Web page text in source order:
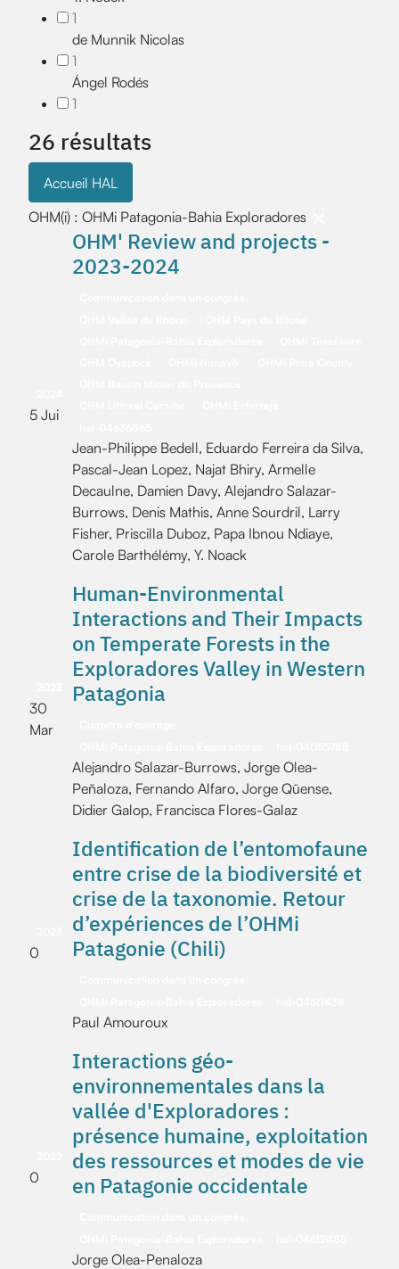
1
de Munnik Nicolas
1
Ángel Rodés
1
26 résultats
Accueil HAL
OHM(i) : OHMi Patagonia-Bahia Exploradores
5 Jui
OHM' Review and projects -
2023-2024
Jean-Philippe Bedell, Eduardo Ferreira da Silva,
Pascal-Jean Lopez, Najat Bhiry, Armelle
Decaulne, Damien Davy, Alejandro Salazar-
Burrows, Denis Mathis, Anne Sourdril, Larry
Fisher, Priscilla Duboz, Papa Ibnou Ndiaye,
Carole Barthélémy, Y. Noack
30
Mar
Human-Environmental
Interactions and Their Impacts
on Temperate Forests in the
Exploradores Valley in Western
Patagonia
Alejandro Salazar-Burrows, Jorge Olea-
Peñaloza, Fernando Alfaro, Jorge Qüense,
Didier Galop, Francisca Flores-Galaz
0
Identification de l’entomofaune
entre crise de la biodiversité et
crise de la taxonomie. Retour
d’expériences de l’OHMi
Patagonie (Chili)
Paul Amouroux
0
Interactions géo-
environnementales dans la
vallée d'Exploradores :
présence humaine, exploitation
des ressources et modes de vie
en Patagonie occidentale
Jorge Olea-Penaloza